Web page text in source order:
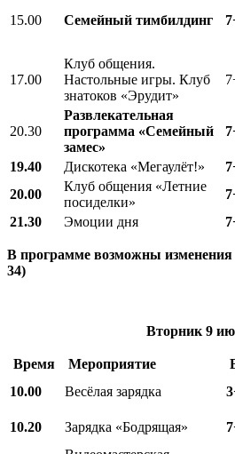
15.00 Семейный тимбилдинг
17.00
Клуб общения.
Настольные игры. Клуб
знатоков «Эрудит»
20.30
Развлекательная
программа «Семейный
замес»
19.40
Дискотека «Мегаулёт!»
20.00
Клуб общения «Летние
посиделки»
21.30
Эмоции дня
В программе возможны изменения
34)
Вторник 9
Время Мероприятие
10.00
Весёлая зарядка
10.20
Зарядка «Бодрящая»